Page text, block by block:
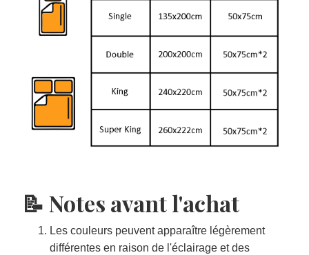
📝 Notes avant l'achat
Les couleurs peuvent apparaître légèrement
différentes en raison de l'éclairage et des